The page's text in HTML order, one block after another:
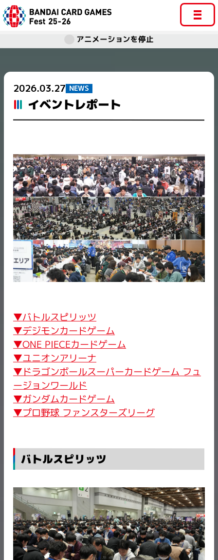
アニメーションを停止
2026.03.27 NEWS
イベントレポート
▼バトルスピリッツ
▼デジモンカードゲーム
▼ONE PIECEカードゲーム
▼ユニオンアリーナ
▼ドラゴンボールスーパーカードゲーム フュ
ージョンワールド
▼ガンダムカードゲーム
▼プロ野球 ファンスターズリーグ
バトルスピリッツ